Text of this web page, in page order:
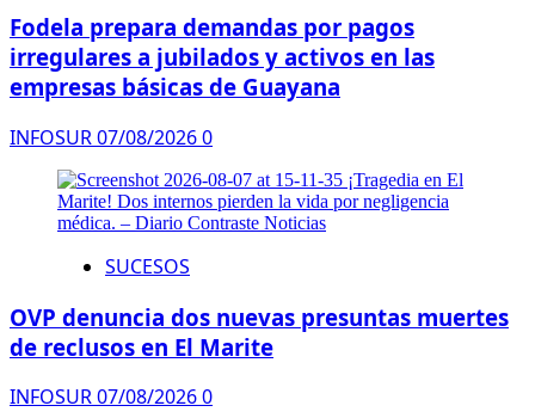
Fodela prepara demandas por pagos
irregulares a jubilados y activos en las
empresas básicas de Guayana
INFOSUR07/08/20260
SUCESOS
OVP denuncia dos nuevas presuntas muertes
de reclusos en El Marite
INFOSUR07/08/20260